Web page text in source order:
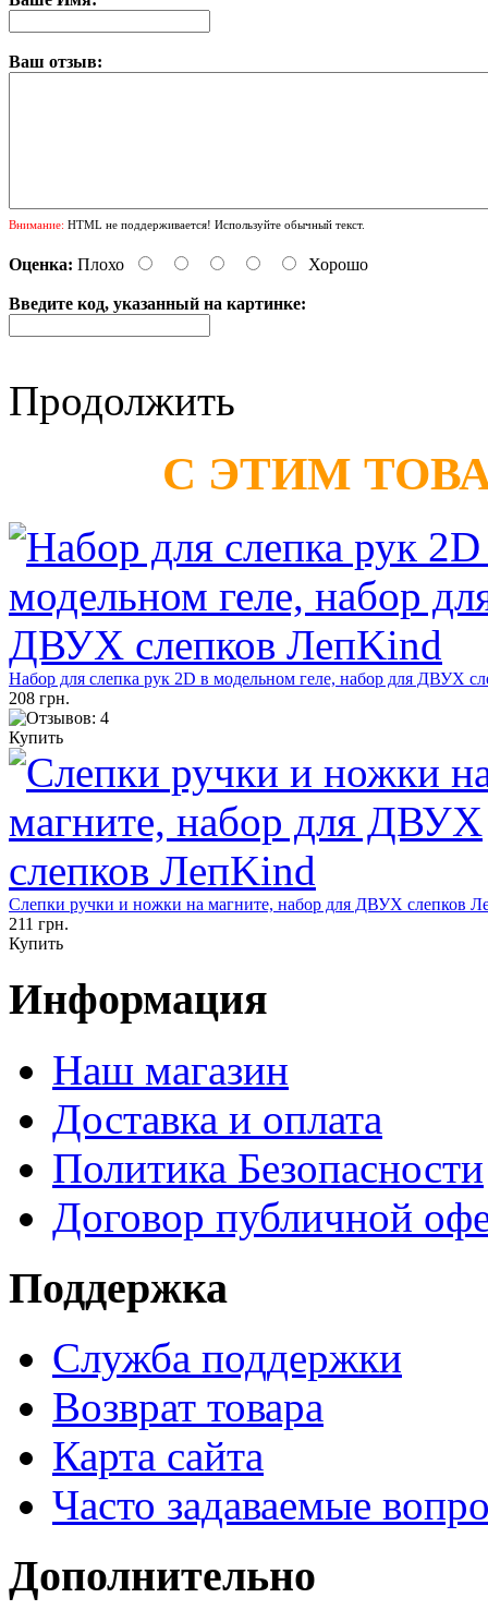
Ваш отзыв:
Внимание: HTML не поддерживается! Используйте обычный текст.
Оценка: Плохо Хорошо
Введите код, указанный на картинке:
Продолжить
С ЭТИМ
Набор для слепка рук 2D в модельном геле, набор для ДВУХ
208 грн.
Купить
Слепки ручки и ножки на магните, набор для ДВУХ слепков
211 грн.
Купить
Информация
Наш магазин
Доставка и оплата
Политика Безопасности
Договор публичной
Поддержка
Служба поддержки
Возврат товара
Карта сайта
Часто задаваемые
Дополнительно